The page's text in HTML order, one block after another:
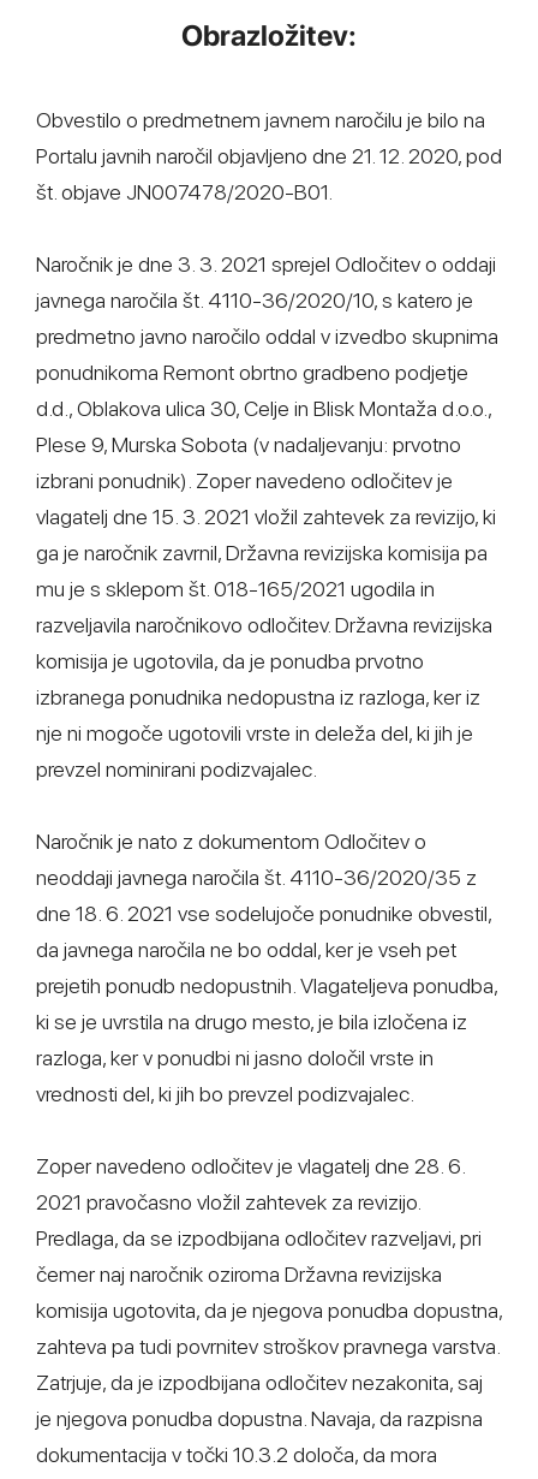
Obrazložitev:
Obvestilo o predmetnem javnem naročilu je bilo na
Portalu javnih naročil objavljeno dne 21. 12. 2020, pod
št. objave JN007478/2020-B01.
Naročnik je dne 3. 3. 2021 sprejel Odločitev o oddaji
javnega naročila št. 4110-36/2020/10, s katero je
predmetno javno naročilo oddal v izvedbo skupnima
ponudnikoma Remont obrtno gradbeno podjetje
d.d., Oblakova ulica 30, Celje in Blisk Montaža d.o.o.,
Plese 9, Murska Sobota (v nadaljevanju: prvotno
izbrani ponudnik). Zoper navedeno odločitev je
vlagatelj dne 15. 3. 2021 vložil zahtevek za revizijo, ki
ga je naročnik zavrnil, Državna revizijska komisija pa
mu je s sklepom št. 018-165/2021 ugodila in
razveljavila naročnikovo odločitev. Državna revizijska
komisija je ugotovila, da je ponudba prvotno
izbranega ponudnika nedopustna iz razloga, ker iz
nje ni mogoče ugotovili vrste in deleža del, ki jih je
prevzel nominirani podizvajalec.
Naročnik je nato z dokumentom Odločitev o
neoddaji javnega naročila št. 4110-36/2020/35 z
dne 18. 6. 2021 vse sodelujoče ponudnike obvestil,
da javnega naročila ne bo oddal, ker je vseh pet
prejetih ponudb nedopustnih. Vlagateljeva ponudba,
ki se je uvrstila na drugo mesto, je bila izločena iz
razloga, ker v ponudbi ni jasno določil vrste in
vrednosti del, ki jih bo prevzel podizvajalec.
Zoper navedeno odločitev je vlagatelj dne 28. 6.
2021 pravočasno vložil zahtevek za revizijo.
Predlaga, da se izpodbijana odločitev razveljavi, pri
čemer naj naročnik oziroma Državna revizijska
komisija ugotovita, da je njegova ponudba dopustna,
zahteva pa tudi povrnitev stroškov pravnega varstva.
Zatrjuje, da je izpodbijana odločitev nezakonita, saj
je njegova ponudba dopustna. Navaja, da razpisna
dokumentacija v točki 10.3.2 določa, da mora